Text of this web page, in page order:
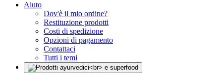
Aiuto
Dov'è il mio ordine?
Restituzione prodotti
Costi di spedizione
Opzioni di pagamento
Contattaci
Tutti i temi